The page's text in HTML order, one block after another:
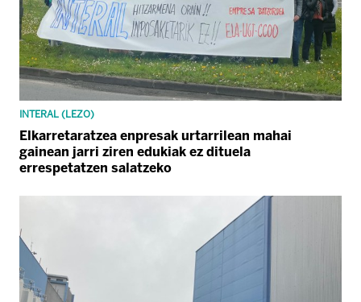
INTERAL (LEZO)
Elkarretaratzea enpresak urtarrilean mahai
gainean jarri ziren edukiak ez dituela
errespetatzen salatzeko